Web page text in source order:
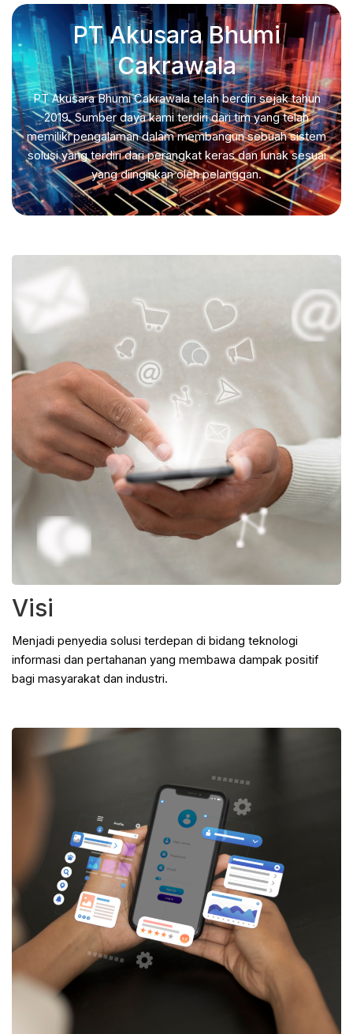
PT Akusara Bhumi
Cakrawala
PT Akusara Bhumi Cakrawala telah berdiri sejak tahun
2019. Sumber daya kami terdiri dari tim yang telah
memiliki pengalaman dalam membangun sebuah sistem
solusi yang terdiri dari perangkat keras dan lunak sesuai
yang diinginkan oleh pelanggan.
Visi
Menjadi penyedia solusi terdepan di bidang teknologi
informasi dan pertahanan yang membawa dampak positif
bagi masyarakat dan industri.